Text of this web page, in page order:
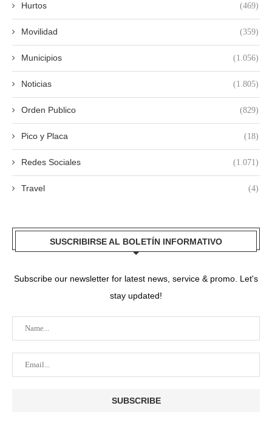
Hurtos (469)
Movilidad (359)
Municipios (1.056)
Noticias (1.805)
Orden Publico (829)
Pico y Placa (18)
Redes Sociales (1.071)
Travel (4)
SUSCRIBIRSE AL BOLETÍN INFORMATIVO
Subscribe our newsletter for latest news, service & promo. Let's
stay updated!